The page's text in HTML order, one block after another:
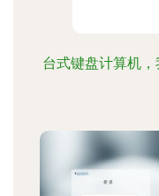
台式键盘计算机